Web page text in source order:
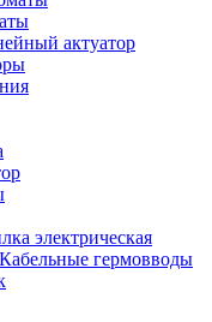
актуатор
электрическая
Кабельные гермовводы